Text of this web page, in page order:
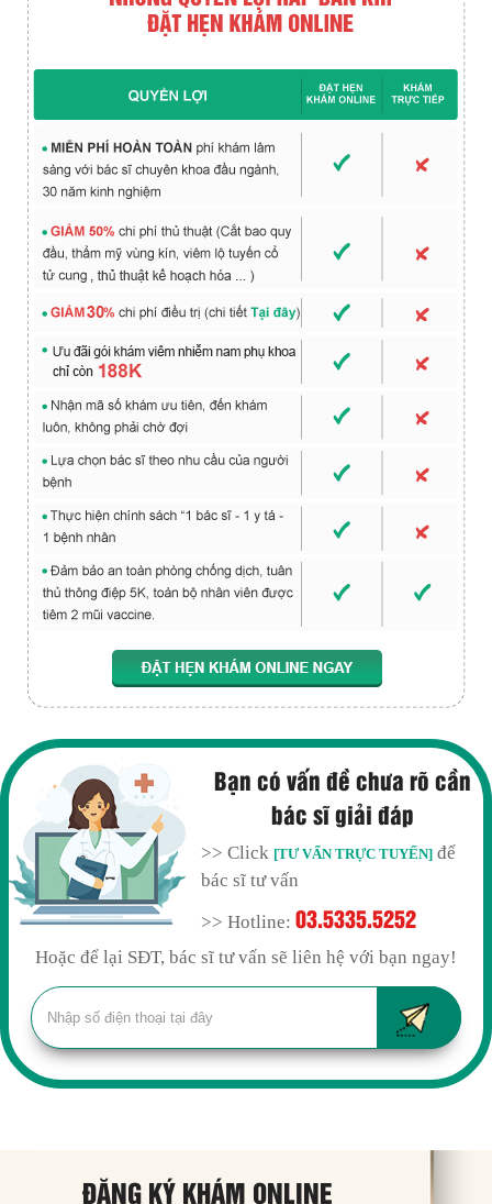
Bạn có vấn đề chưa rõ cần
bác sĩ giải đáp
>> Click [TƯ VẤN TRỰC TUYẾN] để
bác sĩ tư vấn
>> Hotline:03.5335.5252
Hoặc để lại SĐT, bác sĩ tư vấn sẽ liên hệ với bạn ngay!
ĐĂNG KÝ KHÁM ONLINE